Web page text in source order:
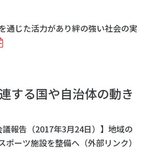
通じた活力があり絆の強い社会の実
する国や自治体の動き
議報告（2017年3月24日）】地域の
ポーツ施設を整備へ（外部リンク）